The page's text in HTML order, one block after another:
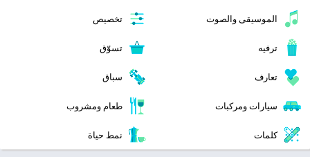
الموسيقى والصوت تخصيص
ترفيه تسوّق
تعارف سباق
سيارات ومركبات طعام ومشروب
كلمات نمط حياة